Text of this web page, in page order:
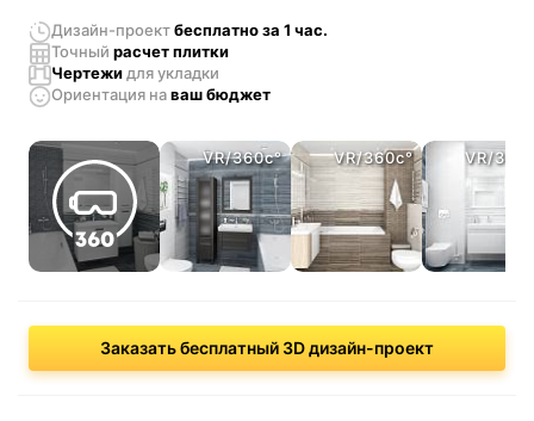
Дизайн-проектбесплатно за 1 час.
Точный расчет плитки
Чертежи для укладки
Ориентация наваш бюджет
VR/360c° VR/360c° VR/
Заказать бесплатный 3D дизайн-проект